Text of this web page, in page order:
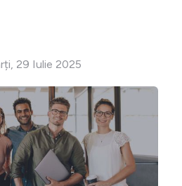
29 Iulie 2025